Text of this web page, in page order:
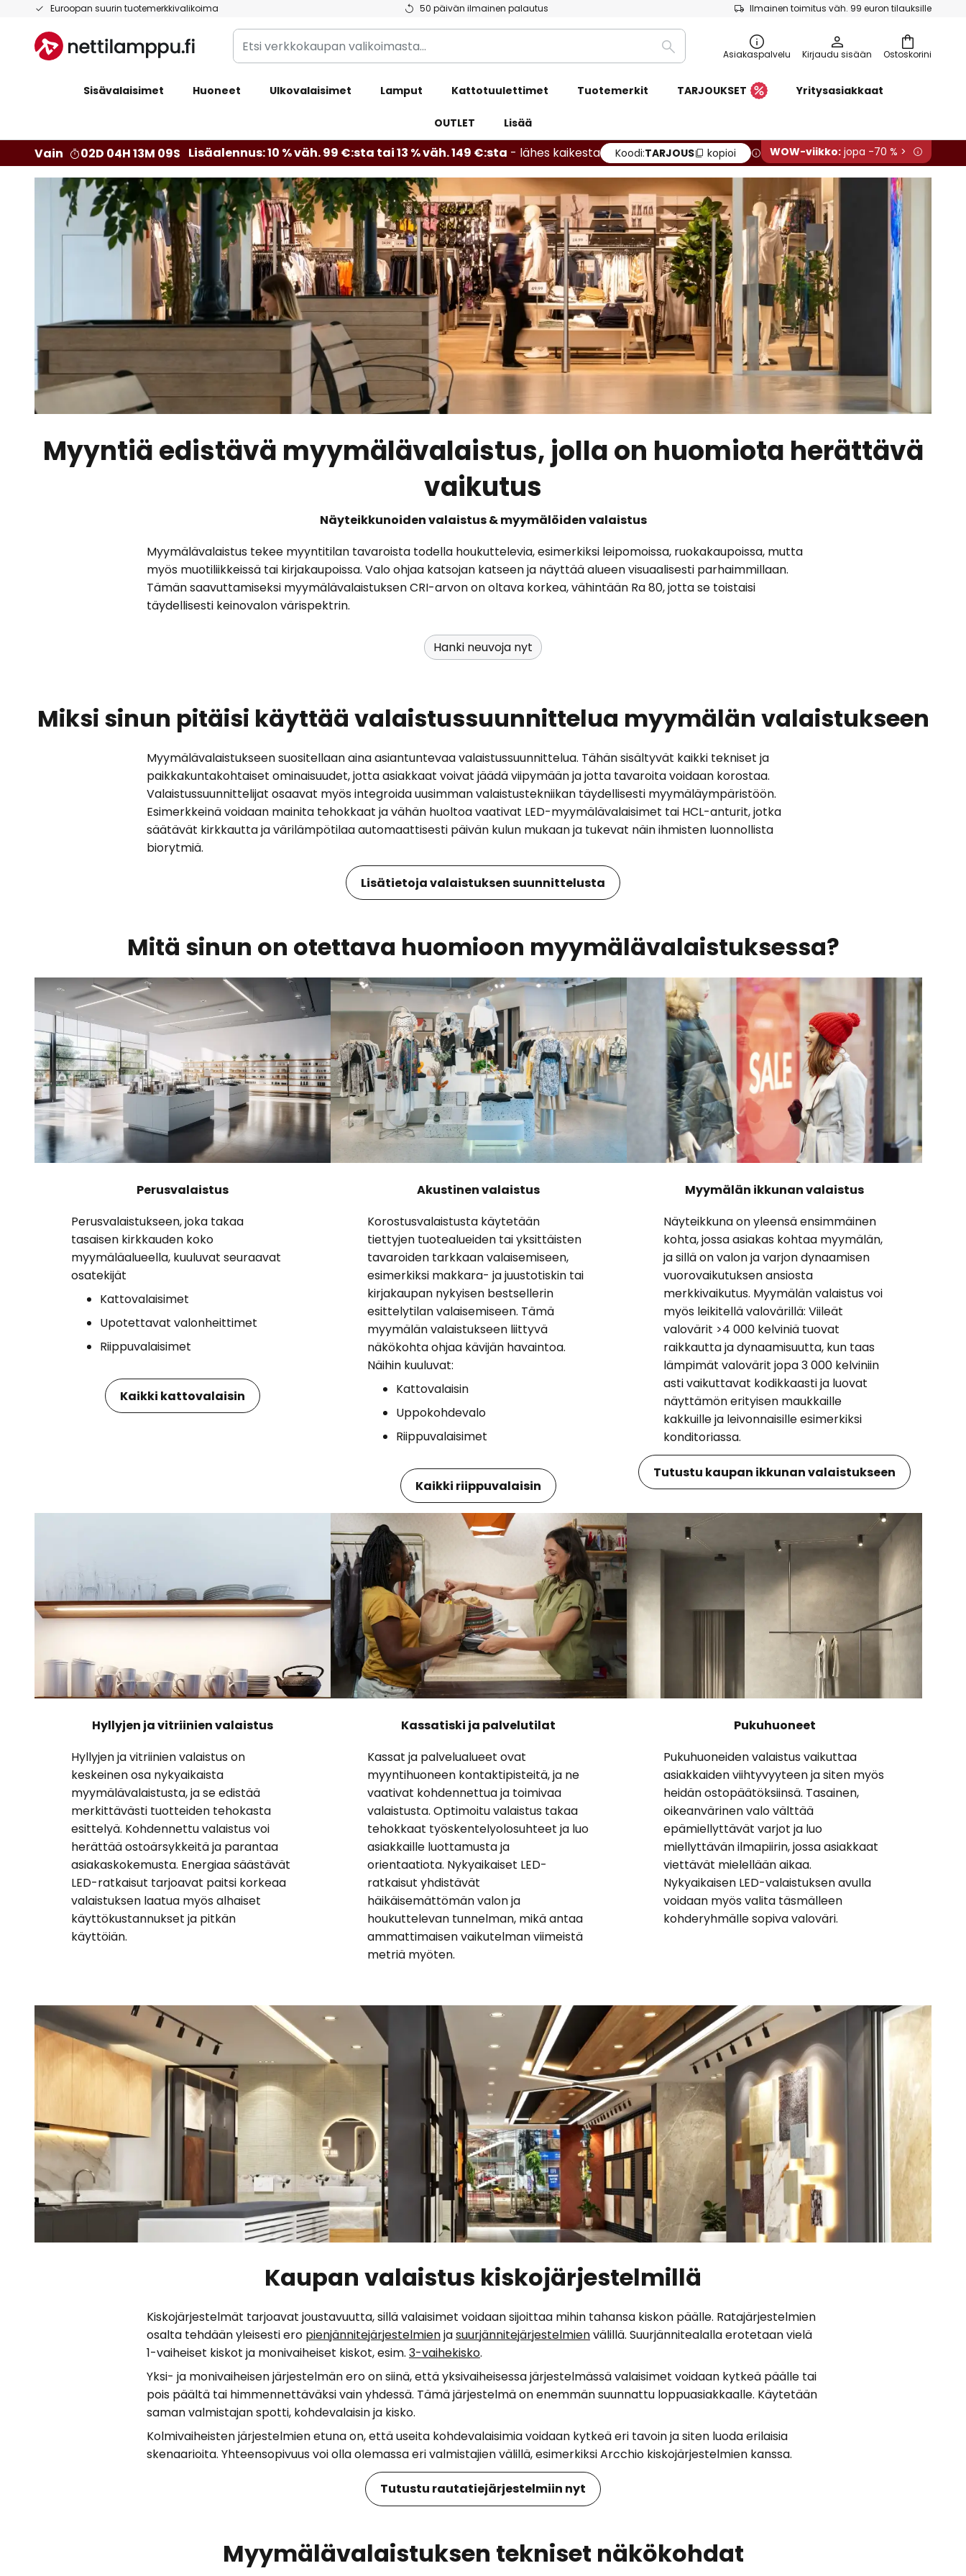
Euroopan suurin tuotemerkkivalikoima 50 päivän ilmainen palautus Ilmainen toimitus väh. 99 euron tilauksille
Skip
Content
Ostoskorini
Etsi
verkkokaupan
Etsi Asiakaspalvelu Kirjaudu sisään
Sisävalaisimet Huoneet Ulkovalaisimet Lamput Kattotuulettimet Tuotemerkit TARJOUKSET Yritysasiakkaat
OUTLET Lisää
Vain 02D 04H 13M 07S Lisäalennus: 10 % väh. 99 €:sta tai 13 % väh. 149 €:sta - lähes kaikesta Koodi:TARJOUS kopioi WOW-viikko: jopa -70 % >
Myyntiä edistävä myymälävalaistus, jolla on huomiota herättävä
vaikutus
Näyteikkunoiden valaistus & myymälöiden valaistus
Myymälävalaistus tekee myyntitilan tavaroista todella houkuttelevia, esimerkiksi leipomoissa, ruokakaupoissa, mutta
myös muotiliikkeissä tai kirjakaupoissa. Valo ohjaa katsojan katseen ja näyttää alueen visuaalisesti parhaimmillaan.
Tämän saavuttamiseksi myymälävalaistuksen CRI-arvon on oltava korkea, vähintään Ra 80, jotta se toistaisi
täydellisesti keinovalon värispektrin.
Hanki neuvoja nyt
Miksi sinun pitäisi käyttää valaistussuunnittelua myymälän valaistukseen
Myymälävalaistukseen suositellaan aina asiantuntevaa valaistussuunnittelua. Tähän sisältyvät kaikki tekniset ja
paikkakuntakohtaiset ominaisuudet, jotta asiakkaat voivat jäädä viipymään ja jotta tavaroita voidaan korostaa.
Valaistussuunnittelijat osaavat myös integroida uusimman valaistustekniikan täydellisesti myymäläympäristöön.
Esimerkkeinä voidaan mainita tehokkaat ja vähän huoltoa vaativat LED-myymälävalaisimet tai HCL-anturit, jotka
säätävät kirkkautta ja värilämpötilaa automaattisesti päivän kulun mukaan ja tukevat näin ihmisten luonnollista
biorytmiä.
Lisätietoja valaistuksen suunnittelusta
Mitä sinun on otettava huomioon myymälävalaistuksessa?
Perusvalaistus
Perusvalaistukseen, joka takaa
tasaisen kirkkauden koko
myymäläalueella, kuuluvat seuraavat
osatekijät
Kattovalaisimet
Upotettavat valonheittimet
Riippuvalaisimet
Kaikki kattovalaisin
Akustinen valaistus
Korostusvalaistusta käytetään
tiettyjen tuotealueiden tai yksittäisten
tavaroiden tarkkaan valaisemiseen,
esimerkiksi makkara- ja juustotiskin tai
kirjakaupan nykyisen bestsellerin
esittelytilan valaisemiseen. Tämä
myymälän valaistukseen liittyvä
näkökohta ohjaa kävijän havaintoa.
Näihin kuuluvat:
Kattovalaisin
Uppokohdevalo
Riippuvalaisimet
Kaikki riippuvalaisin
Myymälän ikkunan valaistus
Näyteikkuna on yleensä ensimmäinen
kohta, jossa asiakas kohtaa myymälän,
ja sillä on valon ja varjon dynaamisen
vuorovaikutuksen ansiosta
merkkivaikutus. Myymälän valaistus voi
myös leikitellä valovärillä: Viileät
valovärit >4 000 kelviniä tuovat
raikkautta ja dynaamisuutta, kun taas
lämpimät valovärit jopa 3 000 kelviniin
asti vaikuttavat kodikkaasti ja luovat
näyttämön erityisen maukkaille
kakkuille ja leivonnaisille esimerkiksi
konditoriassa.
Tutustu kaupan ikkunan valaistukseen
Hyllyjen ja vitriinien valaistus
Hyllyjen ja vitriinien valaistus on
keskeinen osa nykyaikaista
myymälävalaistusta, ja se edistää
merkittävästi tuotteiden tehokasta
esittelyä. Kohdennettu valaistus voi
herättää ostoärsykkeitä ja parantaa
asiakaskokemusta. Energiaa säästävät
LED-ratkaisut tarjoavat paitsi korkeaa
valaistuksen laatua myös alhaiset
käyttökustannukset ja pitkän
käyttöiän.
Kassatiski ja palvelutilat
Kassat ja palvelualueet ovat
myyntihuoneen kontaktipisteitä, ja ne
vaativat kohdennettua ja toimivaa
valaistusta. Optimoitu valaistus takaa
tehokkaat työskentelyolosuhteet ja luo
asiakkaille luottamusta ja
orientaatiota. Nykyaikaiset LED-
ratkaisut yhdistävät
häikäisemättömän valon ja
houkuttelevan tunnelman, mikä antaa
ammattimaisen vaikutelman viimeistä
metriä myöten.
Pukuhuoneet
Pukuhuoneiden valaistus vaikuttaa
asiakkaiden viihtyvyyteen ja siten myös
heidän ostopäätöksiinsä. Tasainen,
oikeanvärinen valo välttää
epämiellyttävät varjot ja luo
miellyttävän ilmapiirin, jossa asiakkaat
viettävät mielellään aikaa.
Nykyaikaisen LED-valaistuksen avulla
voidaan myös valita täsmälleen
kohderyhmälle sopiva valoväri.
Kaupan valaistus kiskojärjestelmillä
Kiskojärjestelmät tarjoavat joustavuutta, sillä valaisimet voidaan sijoittaa mihin tahansa kiskon päälle. Ratajärjestelmien
osalta tehdään yleisesti ero pienjännitejärjestelmienjasuurjännitejärjestelmienvälillä. Suurjännitealalla erotetaan vielä
1-vaiheiset kiskot ja monivaiheiset kiskot, esim. 3-vaihekisko.
Yksi- ja monivaiheisen järjestelmän ero on siinä, että yksivaiheisessa järjestelmässä valaisimet voidaan kytkeä päälle tai
pois päältä tai himmennettäväksi vain yhdessä. Tämä järjestelmä on enemmän suunnattu loppuasiakkaalle. Käytetään
saman valmistajan spotti, kohdevalaisin ja kisko.
Kolmivaiheisten järjestelmien etuna on, että useita kohdevalaisimia voidaan kytkeä eri tavoin ja siten luoda erilaisia
skenaarioita. Yhteensopivuus voi olla olemassa eri valmistajien välillä, esimerkiksi Arcchio kiskojärjestelmien kanssa.
Tutustu rautatiejärjestelmiin nyt
Myymälävalaistuksen tekniset näkökohdat